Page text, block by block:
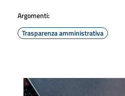
Argomenti:
Trasparenza amministrativa